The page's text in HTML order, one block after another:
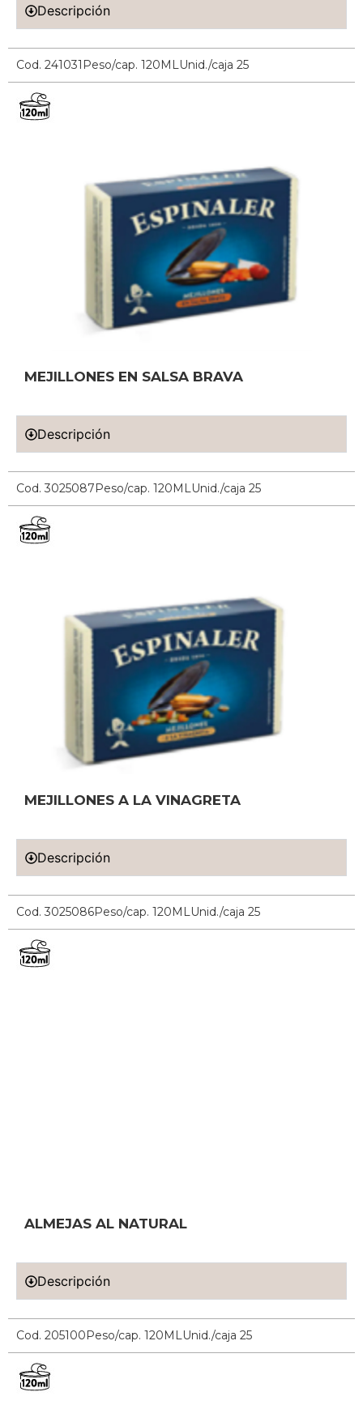
Descripción
Cod. 241031 Peso/cap. 120MLUnid./caja 25
MEJILLONES EN SALSA BRAVA
Descripción
Cod. 3025087Peso/cap. 120MLUnid./caja 25
MEJILLONES A LA VINAGRETA
Descripción
Cod. 3025086Peso/cap. 120MLUnid./caja 25
ALMEJAS AL NATURAL
Descripción
Cod. 205100Peso/cap. 120MLUnid./caja 25